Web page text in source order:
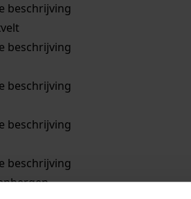
beschrijving
beschrijving
beschrijving
beschrijving
beschrijving